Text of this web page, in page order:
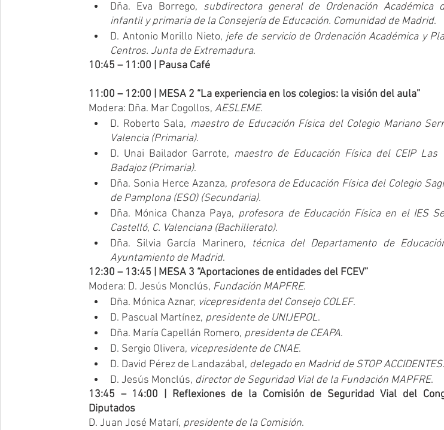
Dña. Eva Borrego, subdirectora general de Ordenación Académica
infantil y primaria de la Consejería de Educación. Comunidad de Madrid.
D. Antonio Morillo Nieto, jefe de servicio de Ordenación Académica y
Centros. Junta de Extremadura.
10:45 – 11:00 | Pausa Café
11:00 – 12:00 | MESA 2 “La experiencia en los colegios: la visión del aula”
Modera: Dña. Mar Cogollos, AESLEME.
D. Roberto Sala, maestro de Educación Física del Colegio Mariano
Valencia (Primaria).
D. Unai Bailador Garrote, maestro de Educación Física del CEIP Las
Badajoz (Primaria).
Dña. Sonia Herce Azanza, profesora de Educación Física del Colegio
de Pamplona (ESO) (Secundaria).
Dña. Mónica Chanza Paya, profesora de Educación Física en el IES
Castelló, C. Valenciana (Bachillerato).
Dña. Silvia García Marinero,
técnica del Departamento de
Ayuntamiento de Madrid.
12:30 – 13:45 | MESA 3 “Aportaciones de entidades del FCEV”
Modera: D. Jesús Monclús, Fundación MAPFRE.
Dña. Mónica Aznar, vicepresidenta del Consejo COLEF.
D. Pascual Martínez, presidente de UNIJEPOL.
Dña. María Capellán Romero, presidenta de CEAPA.
D. Sergio Olivera, vicepresidente de CNAE.
D. David Pérez de Landazábal, delegado en Madrid de STOP ACCIDENTES.
D. Jesús Monclús, director de Seguridad Vial de la Fundación MAPFRE.
13:45 – 14:00 | Reflexiones de la Comisión de Seguridad Vial del
Diputados
D. Juan José Matarí, presidente de la Comisión.